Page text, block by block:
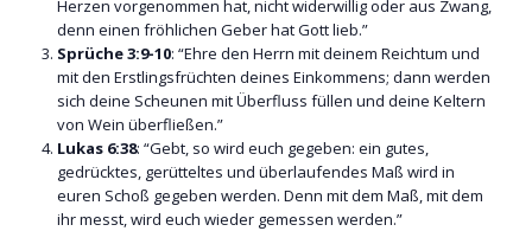
Herzen vorgenommen hat, nicht widerwillig oder aus Zwang,
denn einen fröhlichen Geber hat Gott lieb.”
Sprüche 3:9-10: “Ehre den Herrn mit deinem Reichtum und
mit den Erstlingsfrüchten deines Einkommens; dann werden
sich deine Scheunen mit Überfluss füllen und deine Keltern
von Wein überfließen.”
Lukas 6:38: “Gebt, so wird euch gegeben: ein gutes,
gedrücktes, gerütteltes und überlaufendes Maß wird in
euren Schoß gegeben werden. Denn mit dem Maß, mit dem
ihr messt, wird euch wieder gemessen werden.”